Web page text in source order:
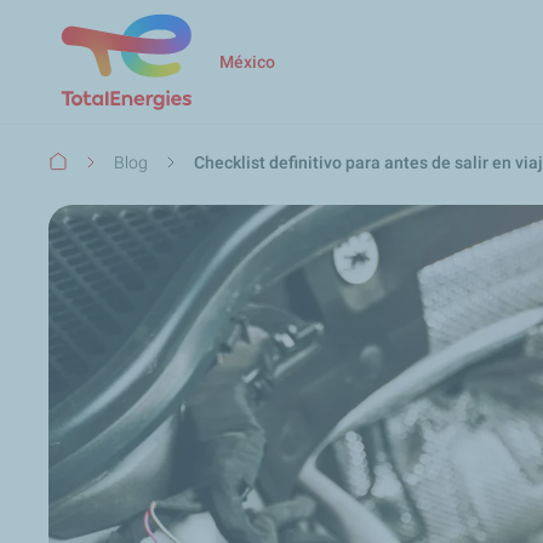
México
Ruta
navegación
Blog Checklist definitivo para antes de salir en